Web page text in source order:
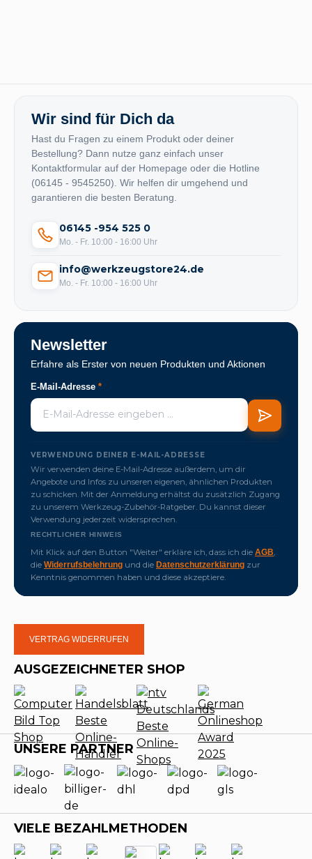
Wir sind für Dich da
Hast du Fragen zu einem Produkt oder deiner
Bestellung? Dann nutze ganz einfach unser
Kontaktformular auf der Homepage oder die Hotline
(06145 - 9545250). Wir helfen dir umgehend und
garantieren die besten Beratung.
06145 -954 525 0
Mo. - Fr. 10:00 - 16:00 Uhr
info@werkzeugstore24.de
Mo. - Fr. 10:00 - 16:00 Uhr
Newsletter
Erfahre als Erster von neuen Produkten und Aktionen
E-Mail-Adresse *
VERWENDUNG DEINER E-MAIL-ADRESSE
Wir verwenden deine E-Mail-Adresse außerdem, um dir
Angebote und Infos zu unseren eigenen, ähnlichen Produkten
zu schicken. Mit der Anmeldung erhältst du zusätzlich Zugang
zu unserem Werkzeug-Zubehör-Ratgeber. Du kannst dieser
Verwendung jederzeit widersprechen.
RECHTLICHER HINWEIS
Mit Klick auf den Button "Weiter" erkläre ich, dass ich die AGB
die Widerrufsbelehrung und die Datenschutzerklärung zur
Kenntnis genommen haben und diese akzeptiere.
VERTRAG WIDERRUFEN
AUSGEZEICHNETER SHOP
UNSERE PARTNER
VIELE BEZAHLMETHODEN